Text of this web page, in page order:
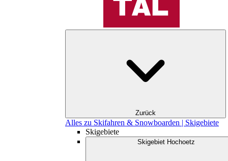
Zurück
Alles zu Skifahren & Snowboarden | Skigebiete
Skigebiete
Skigebiet Hochoetz